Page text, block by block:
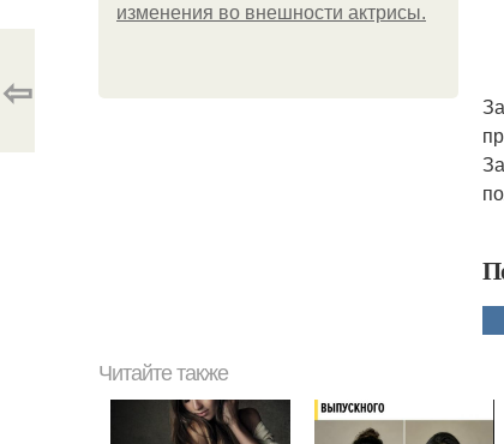
изменения во внешности актрисы.
⇦
Читайте также